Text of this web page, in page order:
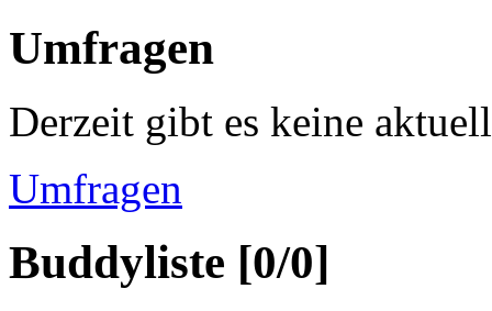
Umfragen
Derzeit gibt es keine
Umfragen
Buddyliste [0/0]